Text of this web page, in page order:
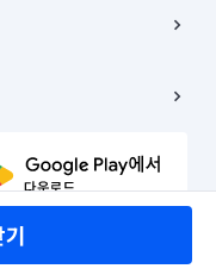
당사자에게 있습니다.